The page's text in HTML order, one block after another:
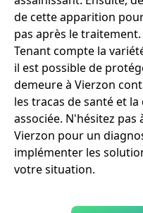
de cette apparition
pas après le traitement.
Tenant compte la
il est possible de
demeure à Vierzon
les tracas de santé et
associée. N'hésitez
Vierzon pour un
implémenter les
votre situation.